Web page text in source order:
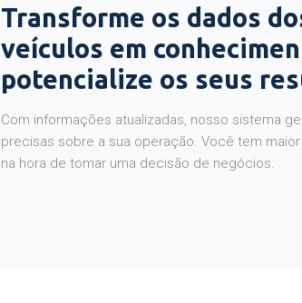
Transforme os dados
veículos em
potencialize os seus
Com informações atualizadas, nosso sistema
precisas sobre a sua operação. Você tem
na hora de tomar uma decisão de negócios.